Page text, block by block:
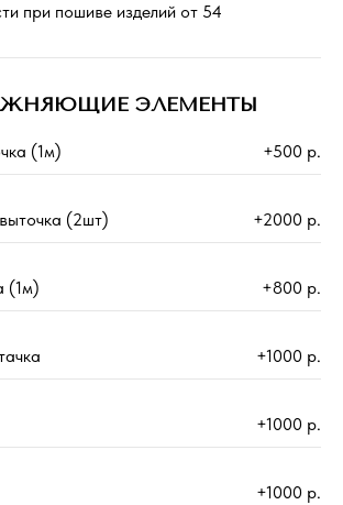
при пошиве изделий от 54
ЭЛЕМЕНТЫ
(1м) +500 р.
(2шт) +2000 р.
(1м) +800 р.
+1000 р.
+1000 р.
+1000 р.